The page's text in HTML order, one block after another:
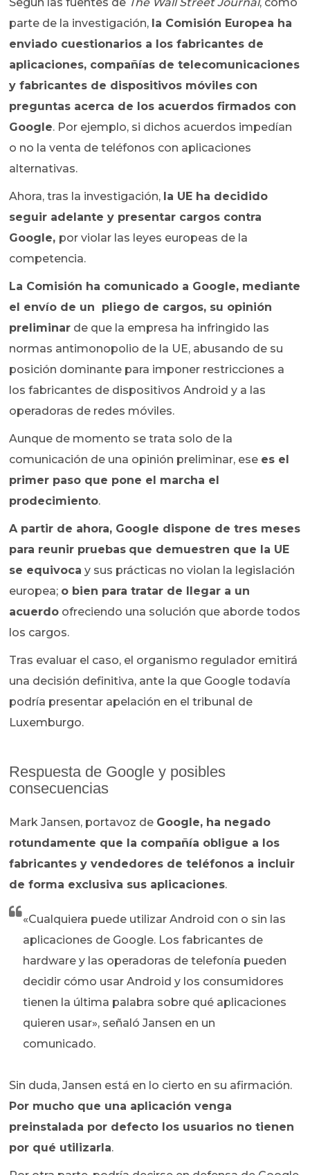
parte de la investigación, la Comisión Europea ha
enviado cuestionarios a los fabricantes de
aplicaciones, compañías de telecomunicaciones
y fabricantes de dispositivos móviles con
preguntas acerca de los acuerdos firmados con
Google. Por ejemplo, si dichos acuerdos impedían
o no la venta de teléfonos con aplicaciones
alternativas.
Ahora, tras la investigación, la UE ha decidido
seguir adelante y presentar cargos contra
Google, por violar las leyes europeas de la
competencia.
La Comisión ha comunicado a Google, mediante
el envío de un pliego de cargos, su opinión
preliminar de que la empresa ha infringido las
normas antimonopolio de la UE, abusando de su
posición dominante para imponer restricciones a
los fabricantes de dispositivos Android y a las
operadoras de redes móviles.
Aunque de momento se trata solo de la
comunicación de una opinión preliminar, ese es el
primer paso que pone el marcha el
prodecimiento.
A partir de ahora, Google dispone de tres meses
para reunir pruebas que demuestren que la UE
se equivoca y sus prácticas no violan la legislación
europea; o bien para tratar de llegar a un
acuerdo ofreciendo una solución que aborde todos
los cargos.
Tras evaluar el caso, el organismo regulador emitirá
una decisión definitiva, ante la que Google todavía
podría presentar apelación en el tribunal de
Luxemburgo.
Respuesta de Google y posibles
consecuencias
Mark Jansen, portavoz de Google, ha negado
rotundamente que la compañía obligue a los
fabricantes y vendedores de teléfonos a incluir
de forma exclusiva sus aplicaciones.
«Cualquiera puede utilizar Android con o sin las
aplicaciones de Google. Los fabricantes de
hardware y las operadoras de telefonía pueden
decidir cómo usar Android y los consumidores
tienen la última palabra sobre qué aplicaciones
quieren usar», señaló Jansen en un
comunicado.
Sin duda, Jansen está en lo cierto en su afirmación.
Por mucho que una aplicación venga
preinstalada por defecto los usuarios no tienen
por qué utilizarla.